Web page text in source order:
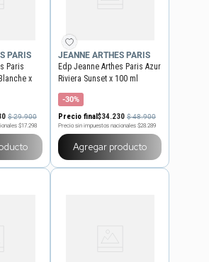
PARIS
Paris
x
$29.900
$17.298
JEANNE ARTHES PARIS
Edp Jeanne Arthes Paris Azur
Riviera Sunset x 100 ml
-30%
Precio final$34.230 $48.900
Precio sin impuestos nacionales $28.289
Agregar producto